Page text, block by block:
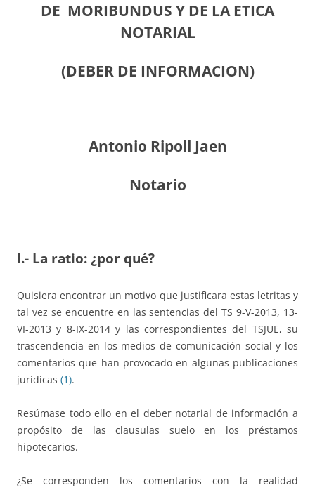
DE MORIBUNDUS Y DE LA ETICA
NOTARIAL
(DEBER DE INFORMACION)
Antonio Ripoll Jaen
Notario
I.- La ratio: ¿por qué?
Quisiera encontrar un motivo que justificara estas letritas y
tal vez se encuentre en las sentencias del TS 9-V-2013, 13-
VI-2013 y 8-IX-2014 y las correspondientes del TSJUE, su
trascendencia en los medios de comunicación social y los
comentarios que han provocado en algunas publicaciones
jurídicas (1).
Resúmase todo ello en el deber notarial de información a
propósito de las clausulas suelo en los préstamos
hipotecarios.
¿Se corresponden los comentarios con la realidad